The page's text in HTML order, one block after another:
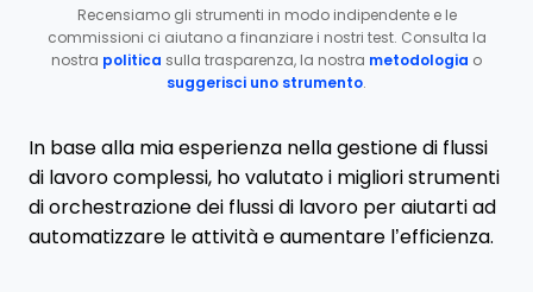
Recensiamo gli strumenti in modo indipendente e le
commissioni ci aiutano a finanziare i nostri test. Consulta la
nostra politica sulla trasparenza, la nostra metodologia o
suggerisci uno strumento.
In base alla mia esperienza nella gestione di flussi
di lavoro complessi, ho valutato i migliori strumenti
di orchestrazione dei flussi di lavoro per aiutarti ad
automatizzare le attività e aumentare l’efficienza.